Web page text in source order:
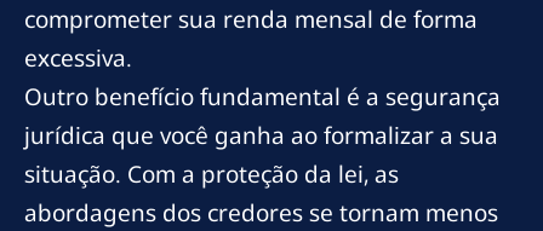
comprometer sua renda mensal de forma
excessiva.
Outro benefício fundamental é a segurança
jurídica que você ganha ao formalizar a sua
situação. Com a proteção da lei, as
abordagens dos credores se tornam menos